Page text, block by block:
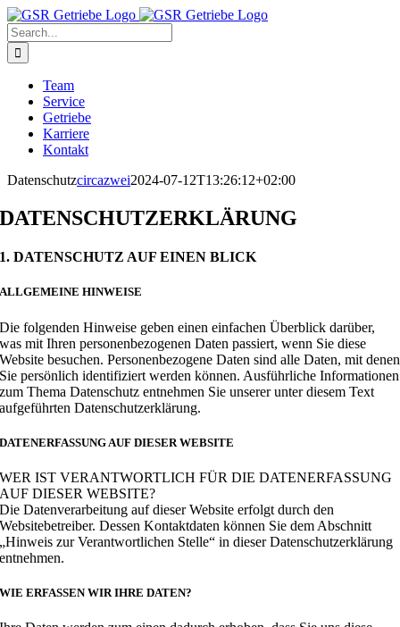
Skip
to
content
Search
for:
Team
Service
Getriebe
Karriere
Kontakt
Datenschutzcircazwei2024-07-12T13:26:12+02:00
DATENSCHUTZ­ERKLÄRUNG
1. DATENSCHUTZ AUF EINEN BLICK
ALLGEMEINE HINWEISE
Die folgenden Hinweise geben einen einfachen Überblick darüber,
was mit Ihren personenbezogenen Daten passiert, wenn Sie diese
Website besuchen. Personenbezogene Daten sind alle Daten, mit denen
Sie persönlich identifiziert werden können. Ausführliche Informationen
zum Thema Datenschutz entnehmen Sie unserer unter diesem Text
aufgeführten Datenschutzerklärung.
DATENERFASSUNG AUF DIESER WEBSITE
WER IST VERANTWORTLICH FÜR DIE DATENERFASSUNG
AUF DIESER WEBSITE?
Die Datenverarbeitung auf dieser Website erfolgt durch den
Websitebetreiber. Dessen Kontaktdaten können Sie dem Abschnitt
„Hinweis zur Verantwortlichen Stelle“ in dieser Datenschutzerklärung
entnehmen.
WIE ERFASSEN WIR IHRE DATEN?